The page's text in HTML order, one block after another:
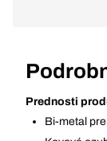
Prednosti
Bi-metal